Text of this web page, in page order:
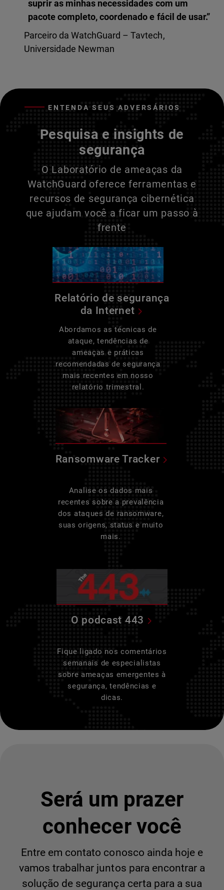
suprir as minhas necessidades com um
pacote completo, coordenado e fácil de usar.”
Parceiro da WatchGuard – Tavtech,
Universidade Newman
ENTENDA SEUS ADVERSÁRIOS
Pesquisa e insights de
segurança
O Laboratório de ameaças da
WatchGuard oferece ferramentas e
recursos de segurança cibernética
que ajudam você a ficar um passo à
frente
Relatório de segurança
da Internet
Abordamos as técnicas de
ataque, tendências de
ameaças e práticas
recomendadas de segurança
mais recentes em nosso
relatório trimestral.
Ransomware Tracker
Analise os dados mais
recentes sobre a prevalência
dos ataques de ransomware,
suas origens, status e muito
mais.
O podcast 443
Fique ligado nos comentários
semanais de especialistas
sobre ameaças emergentes à
segurança, tendências e
dicas.
Será um prazer
conhecer você
Entre em contato conosco ainda hoje e
vamos trabalhar juntos para encontrar a
solução de segurança certa para a sua